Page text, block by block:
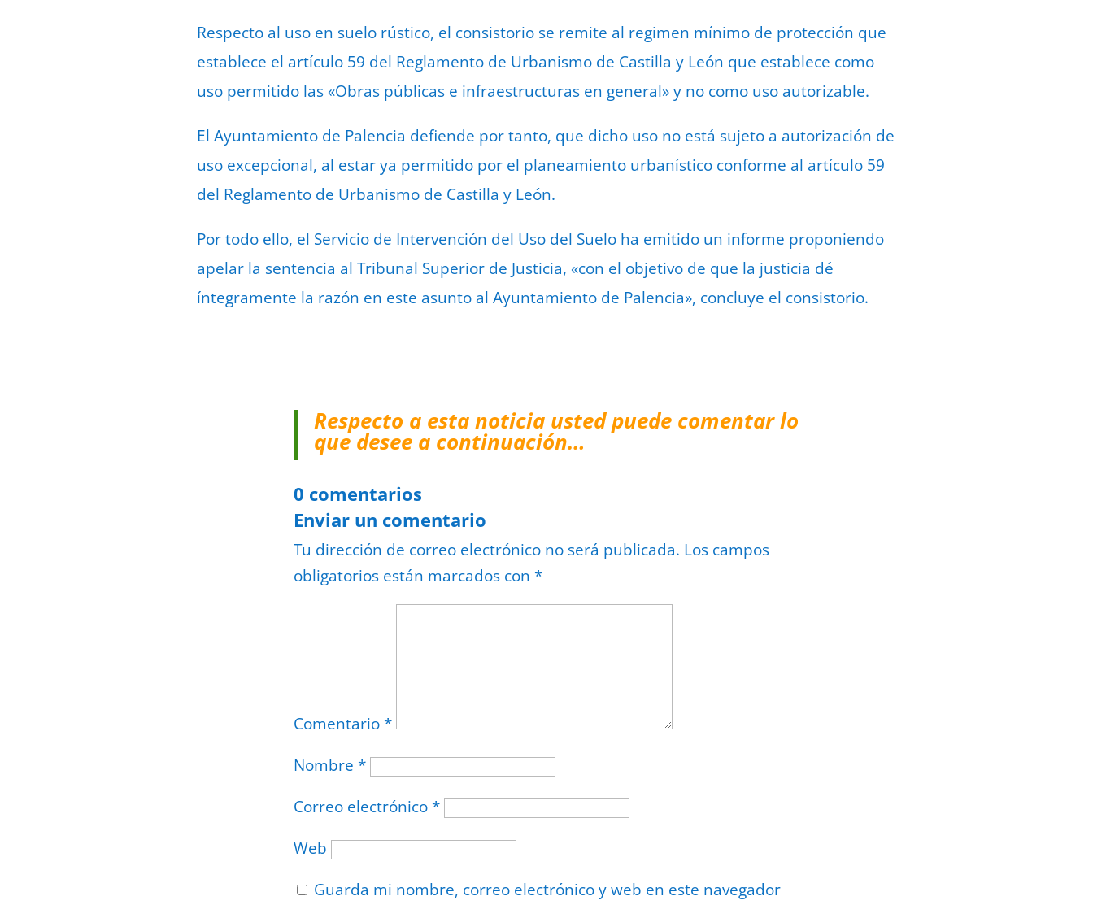
Respecto al uso en suelo rústico, el consistorio se remite al regimen mínimo de protección que
establece el artículo 59 del Reglamento de Urbanismo de Castilla y León que establece como
uso permitido las «Obras públicas e infraestructuras en general» y no como uso autorizable.
El Ayuntamiento de Palencia defiende por tanto, que dicho uso no está sujeto a autorización de
uso excepcional, al estar ya permitido por el planeamiento urbanístico conforme al artículo 59
del Reglamento de Urbanismo de Castilla y León.
Por todo ello, el Servicio de Intervención del Uso del Suelo ha emitido un informe proponiendo
apelar la sentencia al Tribunal Superior de Justicia, «con el objetivo de que la justicia dé
íntegramente la razón en este asunto al Ayuntamiento de Palencia», concluye el consistorio.
Respecto a esta noticia usted puede comentar lo
que desee a continuación…
0 comentarios
Enviar un comentario
Tu dirección de correo electrónico no será publicada. Los campos
obligatorios están marcados con *
Comentario *
Nombre *
Correo electrónico *
Web
Guarda mi nombre, correo electrónico y web en este navegador